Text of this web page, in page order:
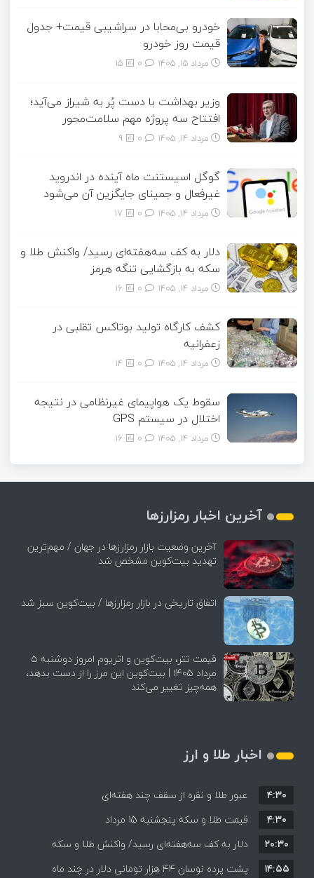
خودرو بی‌محابا در سراشیبی قیمت+ جدول
قیمت روز خودرو
مرداد ۱۵, ۱۴۰۵ 15
وزیر بهداشت با دست پُر به شیراز می‌آید؛
افتتاح سه پروژه مهم سلامت‌محور
مرداد ۱۴, ۱۴۰۵ 9
گوگل اسیستنت ماه آینده در اندروید
غیرفعال و جمینای جایگزین آن می‌شود
مرداد ۱۴, ۱۴۰۵ 17
دلار به کف سه‌هفته‌ای رسید/ واکنش طلا و
سکه به بازگشایی تنگه هرمز
مرداد ۱۴, ۱۴۰۵ 16
کشف کارگاه تولید بوتاکس تقلبی در
زعفرانیه
مرداد ۱۴, ۱۴۰۵ 14
سقوط یک هواپیمای غیرنظامی در نتیجه
اختلال در سیستم‌ GPS
مرداد ۱۴, ۱۴۰۵ 16
آخرین اخبار رمزارزها
آخرین وضعیت بازار رمزارزها در جهان / مهم‌ترین
تهدید بیت‌کوین مشخص شد
اتفاق تاریخی در بازار رمزارزها / بیت‌کوین سبز شد
قیمت تتر، بیت‌کوین و اتریوم امروز دوشنبه ۵
مرداد ۱۴۰۵ | بیت‌کوین این مرز را از دست بدهد،
همه‌چیز تغییر می‌کند
اخبار طلا و ارز
عبور طلا و نقره از سقف چند هفته‌ای
۴:۳۰
قیمت طلا و سکه پنجشنبه 15 مرداد
۴:۳۰
دلار به کف سه‌هفته‌ای رسید/ واکنش طلا و سکه
به بازگشایی تنگه هرمز
۲۰:۳۰
پشت پرده نوسان ۴۴ هزار تومانی دلار در چند ماه
۱۴:۵۵